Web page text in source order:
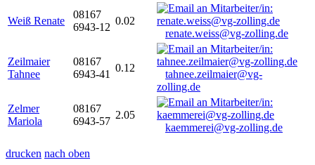
Weiß Renate
08167
6943-12
0.02
renate.weiss@vg-zolling.de
Zeilmaier
Tahnee
08167
6943-41
0.12
tahnee.zeilmaier@vg-
zolling.de
Zelmer
Mariola
08167
6943-57
2.05
kaemmerei@vg-zolling.de
drucken nach oben